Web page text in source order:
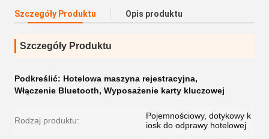
Szczegóły Produktu Opis produktu
Szczegóły Produktu
Podkreślić: Hotelowa maszyna rejestracyjna,
Włączenie Bluetooth, Wyposażenie karty kluczowej
Rodzaj produktu:
Pojemnościowy, dotykowy k
iosk do odprawy hotelowej